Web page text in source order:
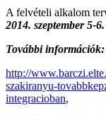
A felvételi alkalom
2014. szeptember 5-6.
További információk:
http://
szakiranyu-
integracioban,